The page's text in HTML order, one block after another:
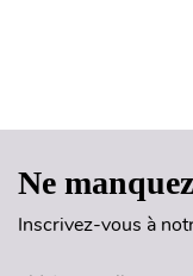
Ne
Inscrivez-vous à